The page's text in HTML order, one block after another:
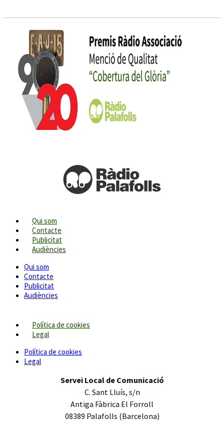
Qui som
Contacte
Publicitat
Audiències
Qui som
Contacte
Publicitat
Audiències
Política de cookies
Legal
Política de cookies
Legal
Servei Local de Comunicació
C. Sant Lluís, s/n
Antiga Fàbrica El Forroll
08389 Palafolls (Barcelona)